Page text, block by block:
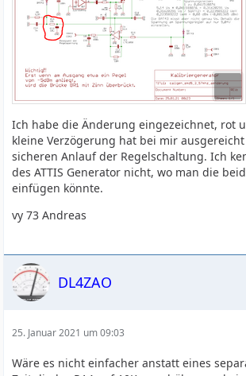
Ich habe die Änderung eingezeichnet, rot
kleine Verzögerung hat bei mir
sicheren Anlauf der Regelschaltung. Ich
des ATTIS Generator nicht, wo man die
einfügen könnte.
vy 73 Andreas
DL4ZAO
25. Januar 2021 um 09:03
Wäre es nicht einfacher anstatt eines